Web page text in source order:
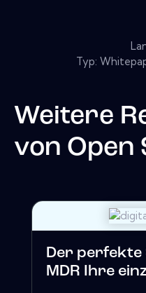
Typ:
Weitere
von Open
Der perfekte
MDR Ihre